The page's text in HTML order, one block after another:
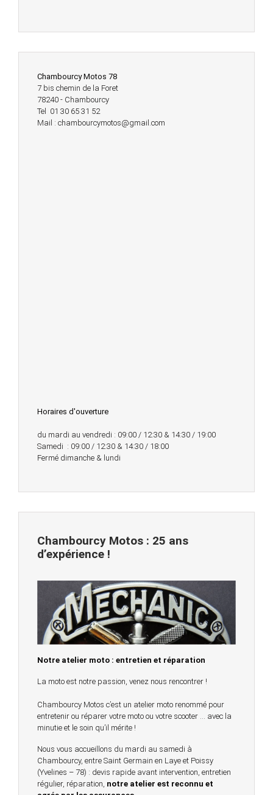
Chambourcy Motos 78
7 bis chemin de la Foret
78240 - Chambourcy
Tel 01 30 65 31 52
Mail : chambourcymotos@gmail.com
Horaires d'ouverture
du mardi au vendredi : 09:00 / 12:30 & 14:30 / 19:00
Samedi : 09:00 / 12:30 & 14:30 / 18:00
Fermé dimanche & lundi
Chambourcy Motos : 25 ans
d’expérience !
Notre atelier moto : entretien et réparation
La moto est notre passion, venez nous rencontrer !
Chambourcy Motos c’est un atelier moto renommé pour
entretenir ou réparer votre moto ou votre scooter … avec la
minutie et le soin qu’il mérite !
Nous vous accueillons du mardi au samedi à
Chambourcy, entre Saint Germain en Laye et Poissy
(Yvelines – 78) : devis rapide avant intervention, entretien
régulier, réparation, notre atelier est reconnu et